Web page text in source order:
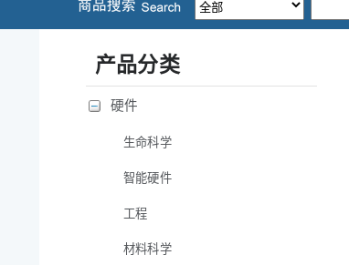
产品分类
硬件
生命科学
智能硬件
工程
材料科学